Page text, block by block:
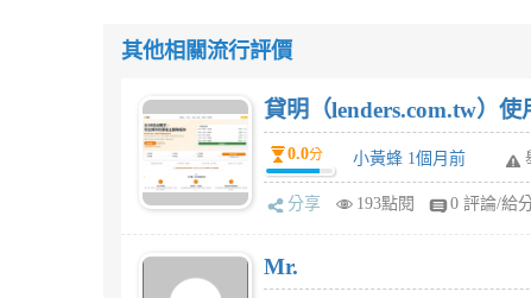
其他相關流行評價
貸明（lenders.com.tw）
0.0分 小黃蜂 1個月前
分享 193點閱 0 評論/給
Mr.